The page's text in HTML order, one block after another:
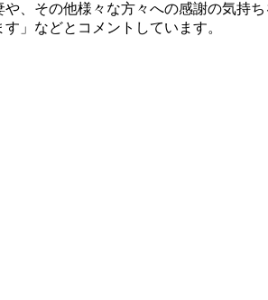
、その他様々な方々への感謝の気持
」などとコメントしています。